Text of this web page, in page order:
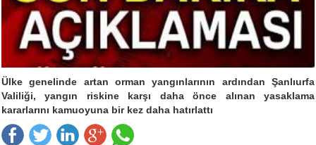
Ülke genelinde artan orman yangınlarının ardından Şanlıurfa
Valiliği, yangın riskine karşı daha önce alınan yasaklama
kararlarını kamuoyuna bir kez daha hatırlattı